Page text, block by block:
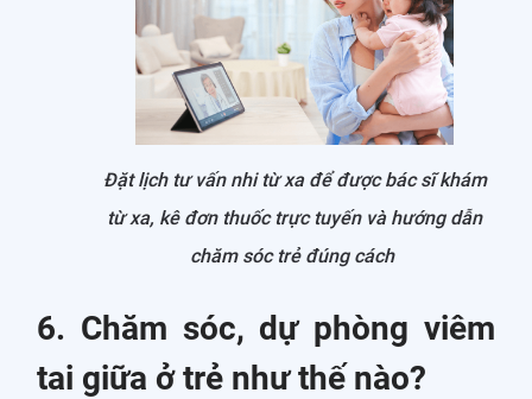
Đặt lịch tư vấn nhi từ xa để được bác sĩ khám
từ xa, kê đơn thuốc trực tuyến và hướng dẫn
chăm sóc trẻ đúng cách
6. Chăm sóc, dự phòng viêm
tai giữa ở trẻ như thế nào?